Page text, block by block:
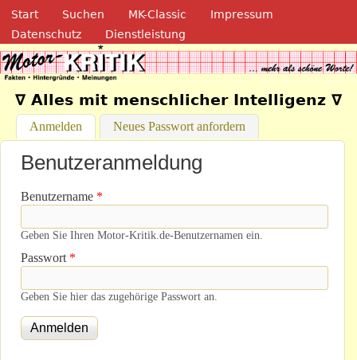
Direkt zum Inhalt
Navigation
Start Suchen MK-Classic
Impressum
Datenschutz
Dienstleistung
Motor-Kritik.de
∇ Alles mit menschlicher Intelligenz ∇
Anmelden (aktiver Reiter)
Neues Passwort anfordern
Benutzeranmeldung
Benutzername *
Geben Sie Ihren Motor-Kritik.de-Benutzernamen ein.
Passwort *
Geben Sie hier das zugehörige Passwort an.